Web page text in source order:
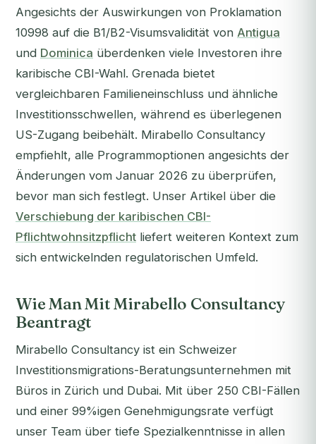
Angesichts der Auswirkungen von Proklamation
10998 auf die B1/B2-Visumsvalidität von Antigua
und Dominica überdenken viele Investoren ihre
karibische CBI-Wahl. Grenada bietet
vergleichbaren Familieneinschluss und ähnliche
Investitionsschwellen, während es überlegenen
US-Zugang beibehält. Mirabello Consultancy
empfiehlt, alle Programmoptionen angesichts der
Änderungen vom Januar 2026 zu überprüfen,
bevor man sich festlegt. Unser Artikel über die
Verschiebung der karibischen CBI-
Pflichtwohnsitzpflicht liefert weiteren Kontext zum
sich entwickelnden regulatorischen Umfeld.
Wie Man Mit Mirabello Consultancy
Beantragt
Mirabello Consultancy ist ein Schweizer
Investitionsmigrations-Beratungsunternehmen mit
Büros in Zürich und Dubai. Mit über 250 CBI-Fällen
und einer 99%igen Genehmigungsrate verfügt
unser Team über tiefe Spezialkenntnisse in allen